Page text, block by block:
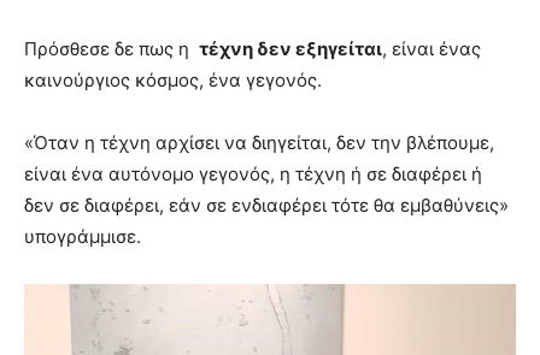
Πρόσθεσε δε πως η τέχνη δεν εξηγείται, είναι ένας
καινούργιος κόσμος, ένα γεγονός.
«Όταν η τέχνη αρχίσει να διηγείται, δεν την βλέπουμε,
είναι ένα αυτόνομο γεγονός, η τέχνη ή σε διαφέρει ή
δεν σε διαφέρει, εάν σε ενδιαφέρει τότε θα εμβαθύνεις»
υπογράμμισε.